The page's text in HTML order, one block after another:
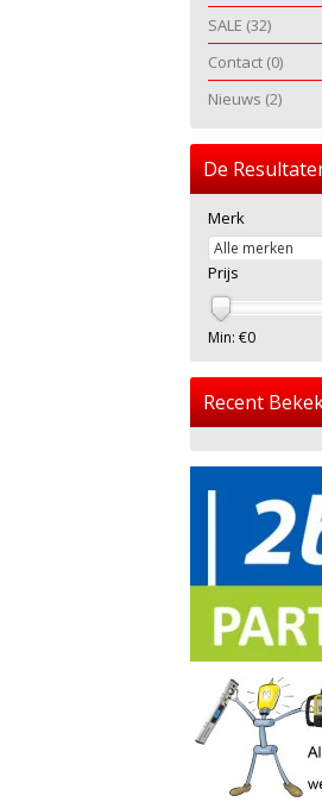
SALE (32)
Contact (0)
Nieuws (2)
De
Merk
Prijs
Min: €0
Recent